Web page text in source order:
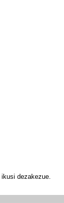
ikusi dezakezue.